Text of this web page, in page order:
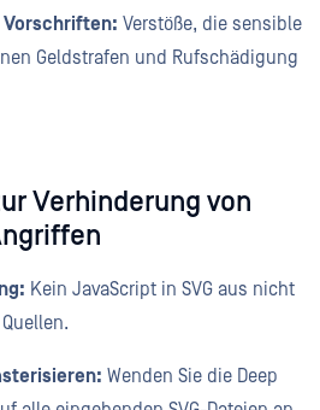
Vorschriften: Verstöße, die sensible
Geldstrafen und Rufschädigung
Verhinderung von
Kein JavaScript in SVG aus nicht
Wenden Sie die Deep